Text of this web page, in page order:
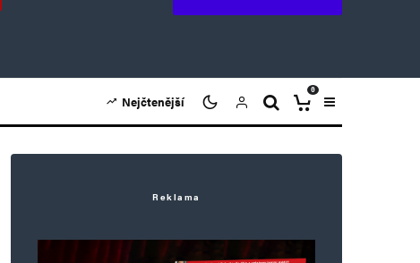
Nejčtenější
0
Reklama